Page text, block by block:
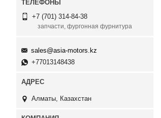
+7 (701) 314-84-38
запчасти, фургонная фурнитура
sales@asia-motors.kz
+77013148438
Алматы, Казахстан